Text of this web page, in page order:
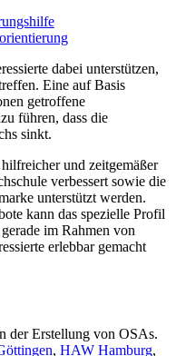
dabei unterstützen,
Eine auf Basis
getroffene
führen, dass die
sinkt.
und zeitgemäßer
verbessert sowie die
unterstützt werden.
kann das spezielle Profil
im Rahmen von
erlebbar gemacht
der Erstellung von OSAs.
, HAW Hamburg,